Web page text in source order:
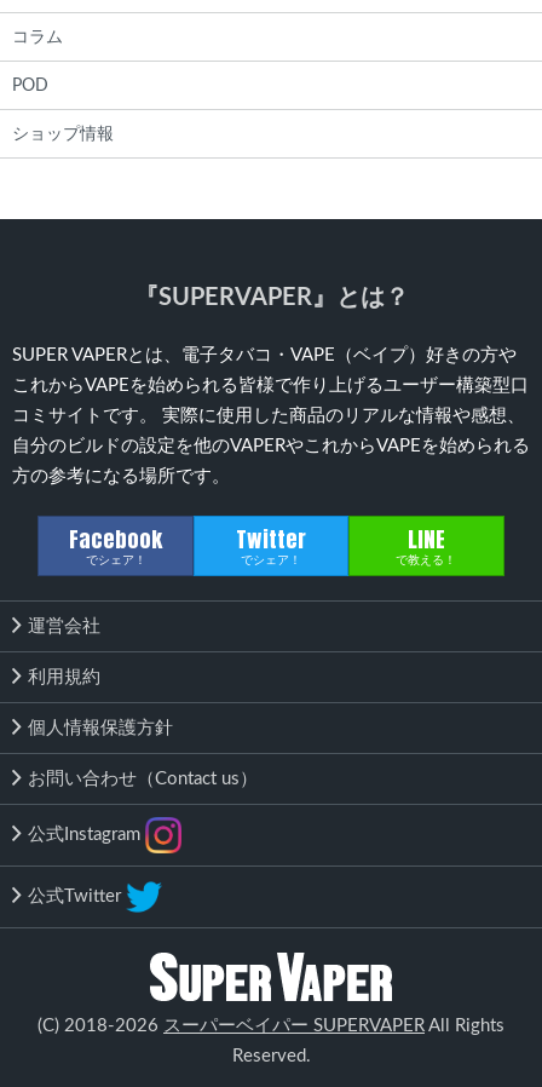
コラム
POD
ショップ情報
『SUPERVAPER』とは？
SUPER VAPERとは、電子タバコ・VAPE（ベイプ）好きの方や
これからVAPEを始められる皆様で作り上げるユーザー構築型口
コミサイトです。 実際に使用した商品のリアルな情報や感想、
自分のビルドの設定を他のVAPERやこれからVAPEを始められる
方の参考になる場所です。
Facebook
でシェア！
Twitter
でシェア！
LINE
で教える！
運営会社
利用規約
個人情報保護方針
お問い合わせ（Contact us）
公式Instagram
公式Twitter
(C) 2018-2026 スーパーベイパー SUPERVAPER All Rights
Reserved.
該当する商品がありません
検索する